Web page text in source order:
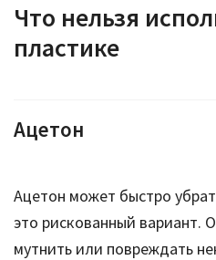
Что нельзя
пластике
Ацетон
Ацетон может быстро
это рискованный вариант.
мутнить или повреждать